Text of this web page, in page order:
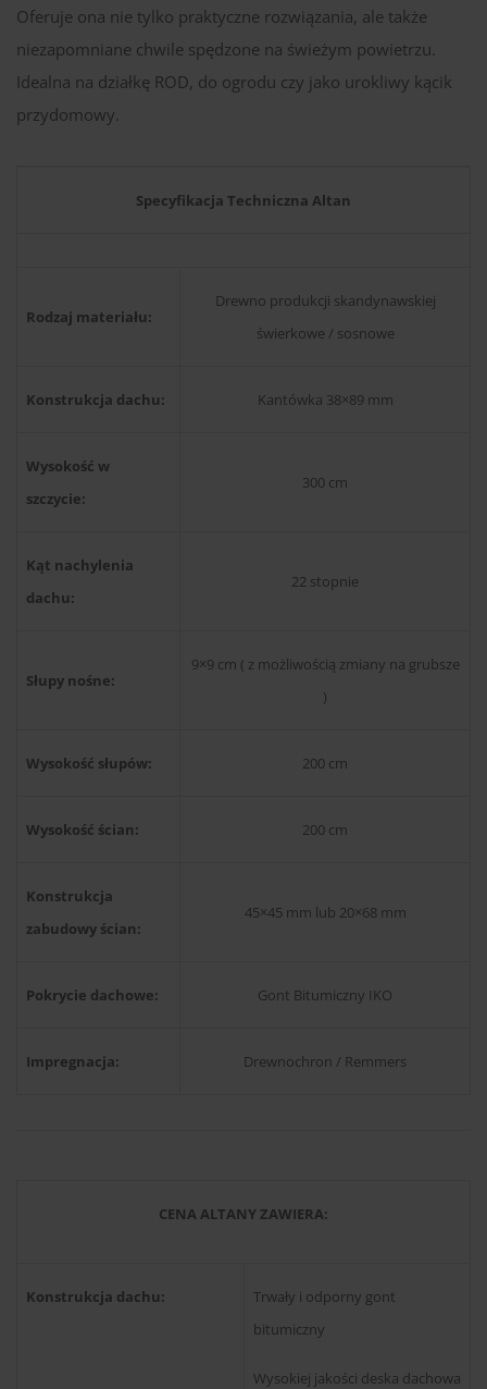
Oferuje ona nie tylko praktyczne rozwiązania, ale także
niezapomniane chwile spędzone na świeżym powietrzu.
Idealna na działkę ROD, do ogrodu czy jako urokliwy kącik
przydomowy.
Specyfikacja Techniczna Altan
Rodzaj materiału:
Drewno produkcji skandynawskiej
świerkowe / sosnowe
Konstrukcja dachu: Kantówka 38×89 mm
Wysokość w
szczycie:
300 cm
Kąt nachylenia
dachu:
22 stopnie
Słupy nośne:
9×9 cm ( z możliwością zmiany na grubsze
)
Wysokość słupów: 200 cm
Wysokość ścian: 200 cm
Konstrukcja
zabudowy ścian:
45×45 mm lub 20×68 mm
Pokrycie dachowe: Gont Bitumiczny IKO
Impregnacja: Drewnochron / Remmers
CENA ALTANY ZAWIERA:
Konstrukcja dachu:
Trwały i odporny gont
bitumiczny
Wysokiej jakości deska dachowa